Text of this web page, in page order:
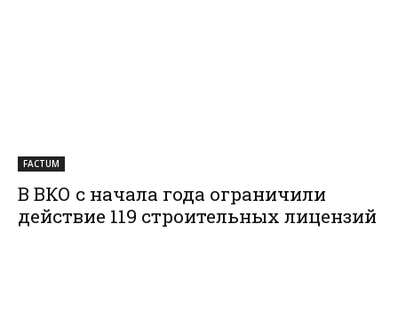
FACTUM
В ВКО с начала года ограничили
действие 119 строительных лицензий